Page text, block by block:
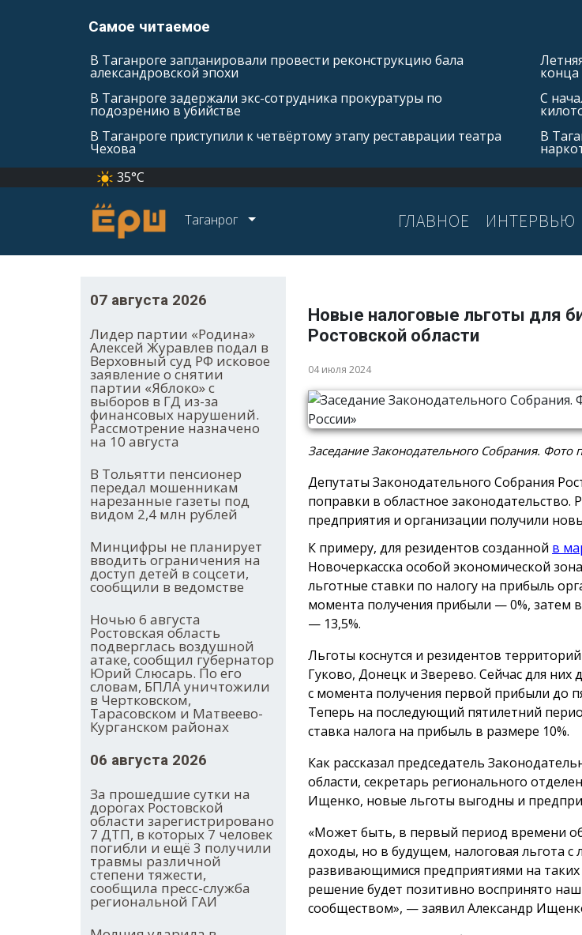
Самое читаемое
В Таганроге запланировали провести реконструкцию бала
александровской эпохи
В Таганроге задержали экс-сотрудника прокуратуры по
подозрению в убийстве
В Таганроге приступили к четвёртому этапу реставрации театра
Чехова
С
В
35°C
Таганрог ГЛАВНОЕ ИНТЕРВЬЮ
07 августа 2026
Лидер партии «Родина»
Алексей Журавлев подал в
Верховный суд РФ исковое
заявление о снятии
партии «Яблоко» с
выборов в ГД из-за
финансовых нарушений.
Рассмотрение назначено
на 10 августа
В Тольятти пенсионер
передал мошенникам
нарезанные газеты под
видом 2,4 млн рублей
Минцифры не планирует
вводить ограничения на
доступ детей в соцсети,
сообщили в ведомстве
Ночью 6 августа
Ростовская область
подверглась воздушной
атаке, сообщил губернатор
Юрий Слюсарь. По его
словам, БПЛА уничтожили
в Чертковском,
Тарасовском и Матвеево-
Курганском районах
06 августа 2026
За прошедшие сутки на
дорогах Ростовской
области зарегистрировано
7 ДТП, в которых 7 человек
погибли и ещё 3 получили
травмы различной
степени тяжести,
сообщила пресс-служба
региональной ГАИ
Новые налоговые льготы для
Ростовской области
04 июля 2024
Заседание Законодательного Собрания. Фото
Депутаты Законодательного Собрания
поправки в областное
предприятия и организации получили
К примеру, для резидентов созданной в
Новочеркасска особой экономической
льготные ставки по налогу на прибыль
момента получения прибыли — 0%, затем
— 13,5%.
Льготы коснутся и резидентов
Гуково, Донецк и Зверево. Сейчас для них
с момента получения первой прибыли до
Теперь на последующий пятилетний
ставка налога на прибыль в размере 10%.
Как рассказал председатель
области, секретарь регионального
Ищенко, новые льготы выгодны и
«Может быть, в первый период времени
доходы, но в будущем, налоговая льгота с
развивающимися предприятиями на
решение будет позитивно воспринято
сообществом», — заявил Александр